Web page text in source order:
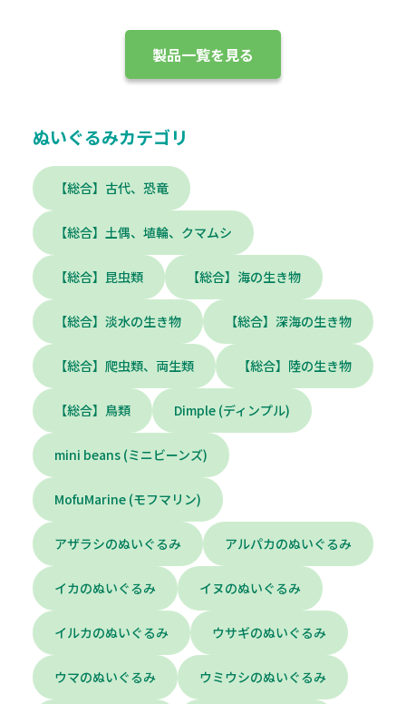
製品一覧を見る
ぬいぐるみカテゴリ
【総合】古代、恐竜
【総合】土偶、埴輪、クマムシ
【総合】昆虫類 【総合】海の生き物
【総合】淡水の生き物 【総合】深海の生き物
【総合】爬虫類、両生類 【総合】陸の生き物
【総合】鳥類 Dimple (ディンプル)
mini beans (ミニビーンズ)
MofuMarine (モフマリン)
アザラシのぬいぐるみ アルパカのぬいぐるみ
イカのぬいぐるみ イヌのぬいぐるみ
イルカのぬいぐるみ ウサギのぬいぐるみ
ウマのぬいぐるみ ウミウシのぬいぐるみ